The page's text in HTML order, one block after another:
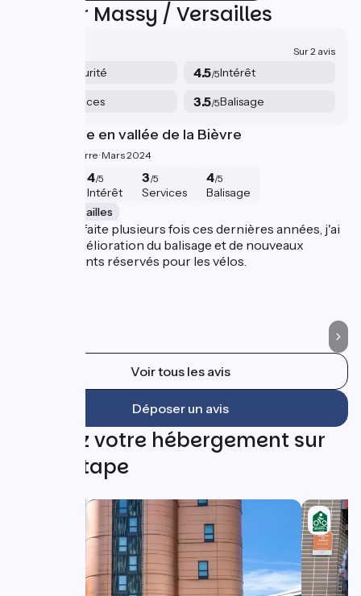
Avis sur Massy / Versailles
Sur 2 avis
Sécurité 4.5/5Intérêt
Services 3.5/5Balisage
Joli passage en vallée de la Bièvre
Pierre · Mars 2024
4/5
Intérêt
3/5
Services
4/5
Balisage
Massy / Versailles
Pour l'avoir faite plusieurs fois ces dernières années, j'ai
noté une amélioration du balisage et de nouveaux
aménagements réservés pour les vélos.
Voir tous les avis
Déposer un avis
Trouvez votre hébergement sur
cette étape